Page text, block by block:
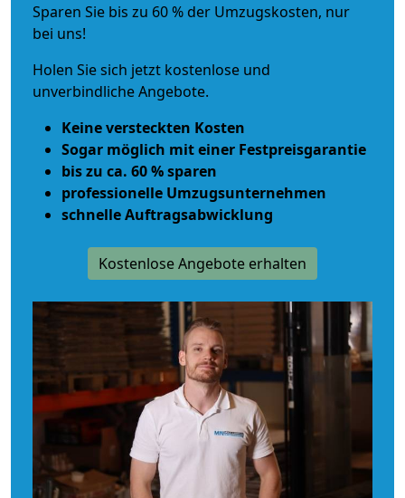
Sparen Sie bis zu 60 % der Umzugskosten, nur
bei uns!
Holen Sie sich jetzt kostenlose und
unverbindliche Angebote.
Keine versteckten Kosten
Sogar möglich mit einer Festpreisgarantie
bis zu ca. 60 % sparen
professionelle Umzugsunternehmen
schnelle Auftragsabwicklung
Kostenlose Angebote erhalten